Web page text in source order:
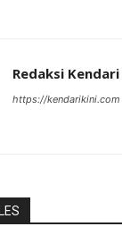
Redaksi
https://kendarikini.com